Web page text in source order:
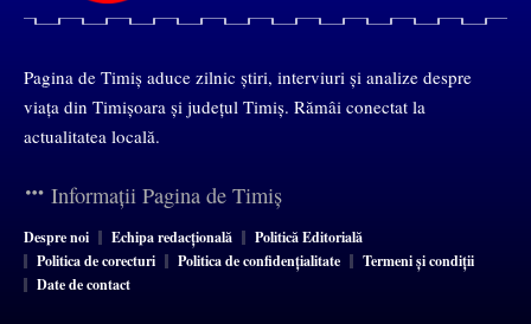
Pagina de Timiș aduce zilnic știri, interviuri și analize despre
viața din Timișoara și județul Timiș. Rămâi conectat la
actualitatea locală.
Informații Pagina de Timiș
Despre noi Echipa redacțională
Politică Editorială
Politica de corecturi
Politica de confidențialitate
Termeni și condiții
Date de contact